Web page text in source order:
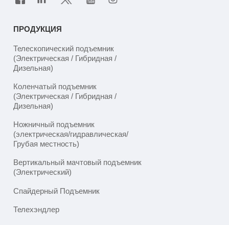
ПРОДУКЦИЯ
Телескопический подъемник
(Электрическая / Гибридная /
Дизельная)
Коленчатый подъемник
(Электрическая / Гибридная /
Дизельная)
Ножничный подъемник
(электрическая/гидравлическая/
Грубая местность)
Вертикальный мачтовый подъемник
(Электрический)
Спайдерный Подъемник
Телехэндлер